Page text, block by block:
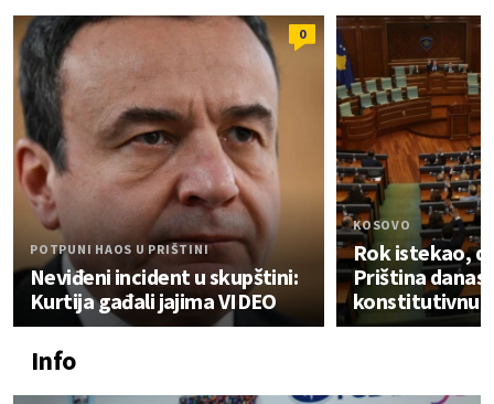
0
POTPUNI HAOS U PRIŠTINI
Neviđeni incident u skupštini:
Kurtija gađali jajima VIDEO
KOSOVO
Rok istekao,
Priština danas
konstitutivnu
Info